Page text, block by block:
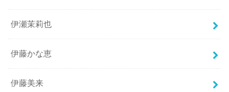
伊瀬茉莉也
伊藤かな恵
伊藤美来